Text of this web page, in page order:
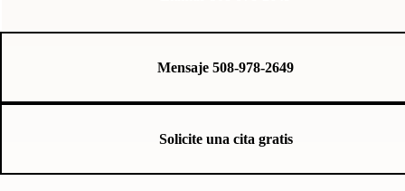
Mensaje 508-978-2649
Solicite una cita gratis